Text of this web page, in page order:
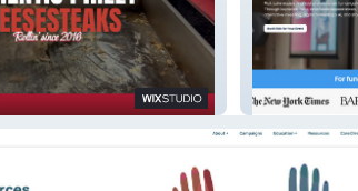
Rick Lake